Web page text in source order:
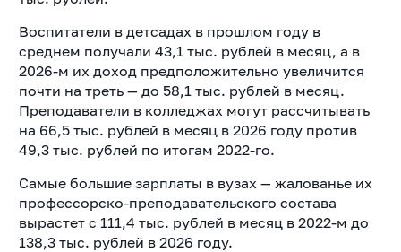
Воспитатели в детсадах в прошлом году в
среднем получали 43,1 тыс. рублей в месяц, а в
2026-м их доход предположительно увеличится
почти на треть — до 58,1 тыс. рублей в месяц.
Преподаватели в колледжах могут рассчитывать
на 66,5 тыс. рублей в месяц в 2026 году против
49,3 тыс. рублей по итогам 2022-го.
Самые большие зарплаты в вузах — жалованье их
профессорско-преподавательского состава
вырастет с 111,4 тыс. рублей в месяц в 2022-м до
138,3 тыс. рублей в 2026 году.